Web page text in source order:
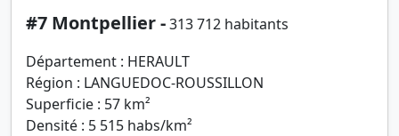
#7 Montpellier -313 712 habitants
Département : HERAULT
Région : LANGUEDOC-ROUSSILLON
Superficie : 57 km²
Densité : 5 515 habs/km²